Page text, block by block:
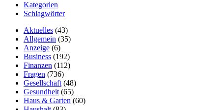
Kategorien
Schlagwörter
Aktuelles (43)
Allgemein (35)
Anzeige (6)
Business (192)
Finanzen (112)
Fragen (736)
Gesellschaft (48)
Gesundheit (65)
Haus & Garten (60)